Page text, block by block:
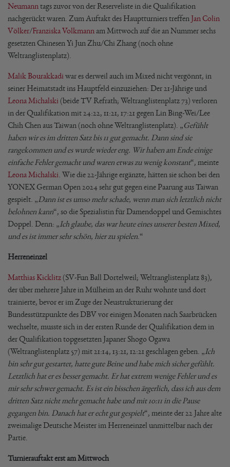
Neumann tags zuvor von der Reserveliste in die Qualifikation
nachgerückt waren. Zum Auftakt des Hauptturniers treffen Jan Colin
Völker/Franziska Volkmann am Mittwoch auf die an Nummer sechs
gesetzten Chinesen Yi Jun Zhu/Chi Zhang (noch ohne
Weltranglistenplatz).
Malik Bourakkadi war es derweil auch im Mixed nicht vergönnt, in
seiner Heimatstadt ins Hauptfeld einzuziehen: Der 21-Jährige und
Leona Michalski (beide TV Refrath; Weltranglistenplatz 73) verloren
in der Qualifikation mit 24:22, 11:21, 17:21 gegen Lin Bing-Wei/Lee
Chih Chen aus Taiwan (noch ohne Weltranglistenplatz). „Gefühlt
haben wir es im dritten Satz bis 11 gut gemacht. Dann sind sie
rangekommen und es wurde wieder eng. Wir haben am Ende einige
einfache Fehler gemacht und waren etwas zu wenig konstant“, meinte
Leona Michalski . Wie die 22-Jährige ergänzte, hätten sie schon bei den
YONEX German Open 2024 sehr gut gegen eine Paarung aus Taiwan
gespielt. „Dann ist es umso mehr schade, wenn man sich letztlich nicht
belohnen kann“, so die Spezialistin für Damendoppel und Gemischtes
Doppel. Denn: „Ich glaube, das war heute eines unserer besten Mixed,
und es ist immer sehr schön, hier zu spielen .“
Herreneinzel
Matthias Kicklitz(SV-Fun Ball Dortelweil; Weltranglistenplatz 83),
der über mehrere Jahre in Mülheim an der Ruhr wohnte und dort
trainierte, bevor er im Zuge der Neustrukturierung der
Bundesstützpunkte des DBV vor einigen Monaten nach Saarbrücken
wechselte, musste sich in der ersten Runde der Qualifikation dem in
der Qualifikation topgesetzten Japaner Shogo Ogawa
(Weltranglistenplatz 57) mit 21:14, 13:21, 12:21 geschlagen geben. „Ich
bin sehr gut gestartet, hatte gute Beine und habe mich sicher gefühlt.
Letztlich hat er es besser gemacht. Er hat extrem wenige Fehler und es
mir sehr schwer gemacht. Es ist ein bisschen ärgerlich, dass ich aus dem
dritten Satz nicht mehr gemacht habe und mit 10:11 in die Pause
gegangen bin. Danach hat er echt gut gespielt“, meinte der 22 Jahre alte
zweimalige Deutsche Meister im Herreneinzel unmittelbar nach der
Partie.
Turnierauftakt erst am Mittwoch